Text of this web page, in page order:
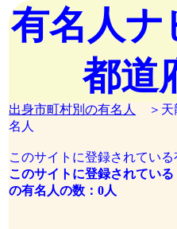
有名人
都道
出身市町村別の有名人
＞天
名人
このサイトに登録されている
このサイトに登録されてい
の有名人の数：0人